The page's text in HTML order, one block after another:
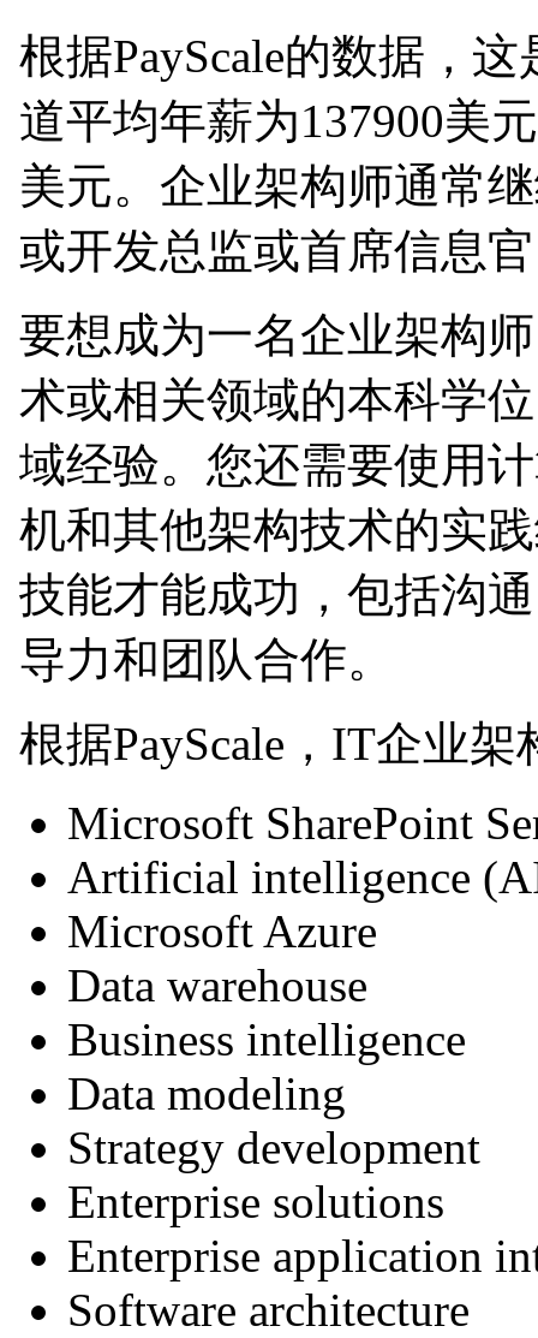
根据PayScale的数据，
道平均年薪为137900美
美元。企业架构师通常
或开发总监或首席信息
要想成为一名企业架构
术或相关领域的本科学
域经验。您还需要使用
机和其他架构技术的实
技能才能成功，包括沟
导力和团队合作。
根据PayScale，IT企业
Microsoft SharePoint
Artificial intelligence
Microsoft Azure
Data warehouse
Business intelligence
Data modeling
Strategy development
Enterprise solutions
Enterprise application
Software architecture